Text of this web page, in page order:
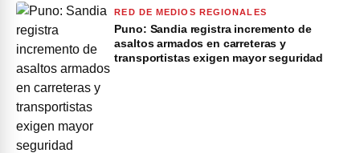
RED DE MEDIOS REGIONALES
Puno: Sandia registra incremento de
asaltos armados en carreteras y
transportistas exigen mayor seguridad